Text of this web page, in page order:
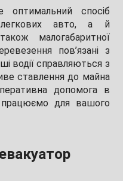
спосіб
авто, а й
малогабаритної
пов’язані з
водії справляються з
ставлення до майна
допомога в
для вашого